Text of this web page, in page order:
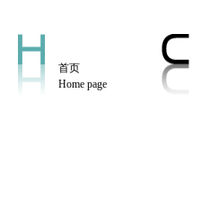
首页
Home page